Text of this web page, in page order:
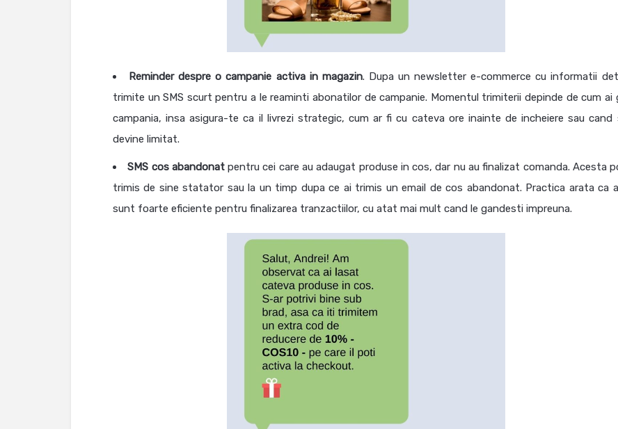
Reminder despre o campanie activa in magazin. Dupa un newsletter e-commerce cu informatii
trimite un SMS scurt pentru a le reaminti abonatilor de campanie. Momentul trimiterii depinde de cum ai
campania, insa asigura-te ca il livrezi strategic, cum ar fi cu cateva ore inainte de incheiere sau cand
devine limitat.
SMS cos abandonatpentru cei care au adaugat produse in cos, dar nu au finalizat comanda. Acesta
trimis de sine statator sau la un timp dupa ce ai trimis un email de cos abandonat. Practica arata ca
sunt foarte eficiente pentru finalizarea tranzactiilor, cu atat mai mult cand le gandesti impreuna.